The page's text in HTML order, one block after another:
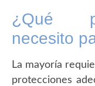
¿Qué
necesito
La mayoría
protecciones